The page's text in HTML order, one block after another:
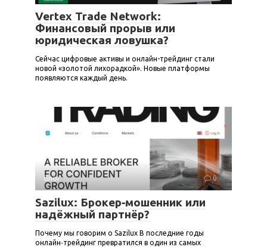
Vertex Trade Network:
Финансовый прорыв или
юридическая ловушка?
Сейчас цифровые активы и онлайн-трейдинг стали
новой «золотой лихорадкой». Новые платформы
появляются каждый день.
Блог 0
Sazilux: Брокер‑мошенник или
надёжный партнёр?
Почему мы говорим о Sazilux В последние годы
онлайн‑трейдинг превратился в один из самых